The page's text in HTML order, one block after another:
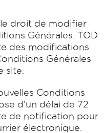
droit de modifier
Générales. TOD
des modifications
Générales
site.
Conditions
d’un délai de 72
de notification pour
électronique.